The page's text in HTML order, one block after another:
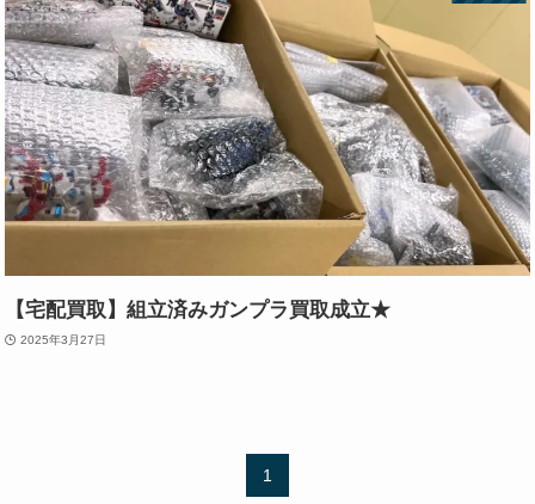
【宅配買取】組立済みガンプラ買取成立★
2025年3月27日
1